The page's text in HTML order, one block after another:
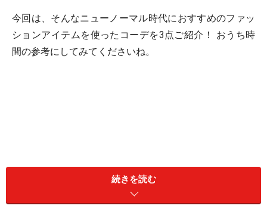
今回は、そんなニューノーマル時代におすすめのファッ
ションアイテムを使ったコーデを3点ご紹介！ おうち時
間の参考にしてみてくださいね。
続きを読む